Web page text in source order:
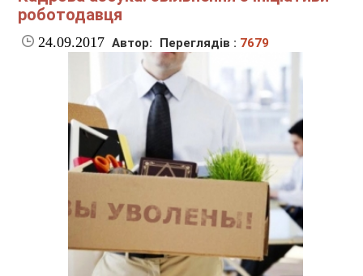
роботодавця
24.09.2017 Автор: Переглядів : 7679